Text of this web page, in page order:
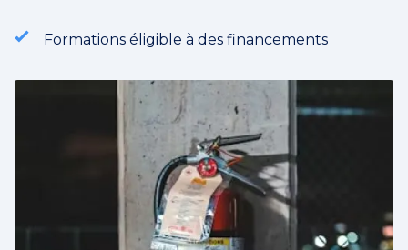
Formations éligible à des financements